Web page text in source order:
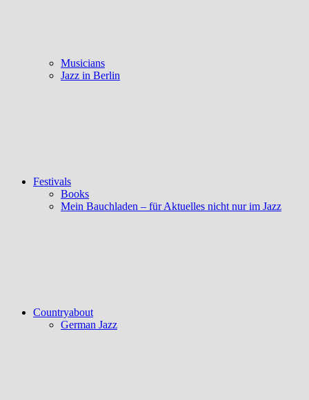
Musicians
Jazz in Berlin
Festivals
Books
Mein Bauchladen – für Aktuelles nicht nur im Jazz
Countryabout
German Jazz